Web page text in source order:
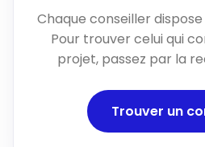
Chaque conseiller
Pour trouver celui qui
projet, passez par la
Trouver un